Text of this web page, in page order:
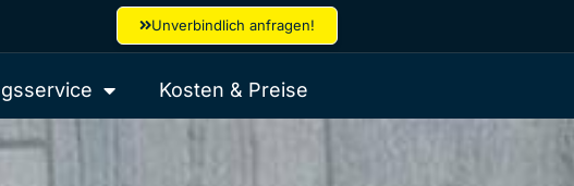
Unverbindlich anfragen!
Kosten & Preise